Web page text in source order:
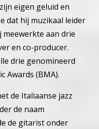
eigen geluid en
dat hij muzikaal leider
meewerkte aan drie
en co-producer.
drie genomineerd
Awards (BMA).
de Italiaanse jazz
de naam
de gitarist onder